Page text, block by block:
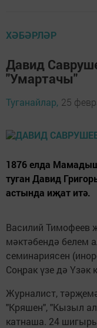
ХӘБӘРЛӘР
Давид
"Умартачы"
Туганайлар, 25
1876 елда
туган Давид
астында иҗат итә.
Василий Тимофеев
мәктәбендә белем
семинариясен
Соңрак үзе дә
Журналист,
"Кряшен", "Кызыл
катнаша. 24